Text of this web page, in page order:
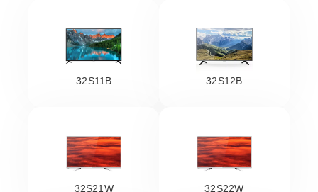
32S11B 32S12B
32S21W 32S22W